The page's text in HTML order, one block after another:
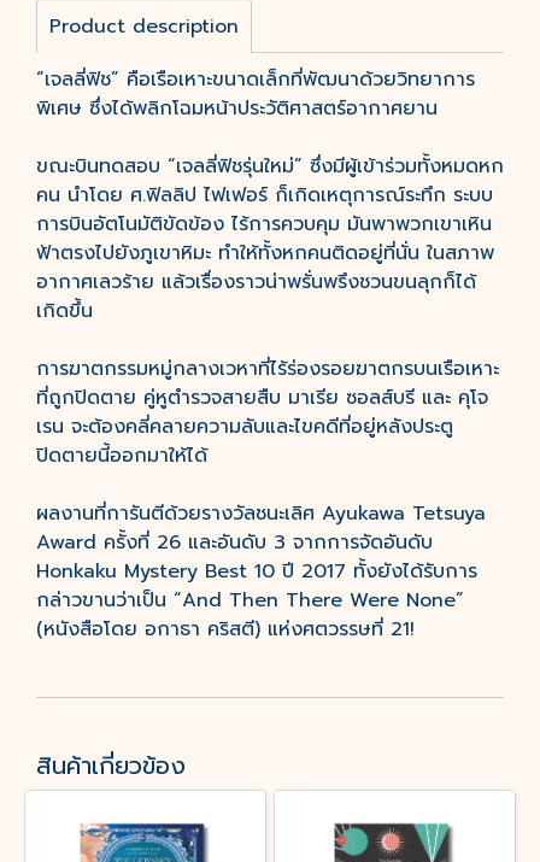
Product description
“เจลลี่ฟิช” คือเรือเหาะขนาดเล็กที่พัฒนาด้วยวิทยาการ
พิเศษ ซึ่งได้พลิกโฉมหน้าประวัติศาสตร์อากาศยาน
ขณะบินทดสอบ “เจลลี่ฟิชรุ่นใหม่” ซึ่งมีผู้เข้าร่วมทั้งหมดหก
คน นําโดย ศ.ฟิลลิป ไฟเฟอร์ ก็เกิดเหตุการณ์ระทึก ระบบ
การบินอัตโนมัติขัดข้อง ไร้การควบคุม มันพาพวกเขาเหิน
ฟ้าตรงไปยังภูเขาหิมะ ทําให้ทั้งหกคนติดอยู่ที่นั่น ในสภาพ
อากาศเลวร้าย แล้วเรื่องราวน่าพรั่นพรึงชวนขนลุกก็ได้
เกิดขึ้น
การฆาตกรรมหมู่กลางเวหาที่ไร้ร่องรอยฆาตกรบนเรือเหาะ
ที่ถูกปิดตาย คู่หูตํารวจสายสืบ มาเรีย ซอลส์บรี และ คุโจ
เรน จะต้องคลี่คลายความลับและไขคดีที่อยู่หลังประตู
ปิดตายนี้ออกมาให้ได้
ผลงานที่การันตีด้วยรางวัลชนะเลิศ Ayukawa Tetsuya
Award ครั้งที่ 26 และอันดับ 3 จากการจัดอันดับ
Honkaku Mystery Best 10 ปี 2017 ทั้งยังได้รับการ
กล่าวขานว่าเป็น “And Then There Were None”
(หนังสือโดย อกาธา คริสตี) แห่งศตวรรษที่ 21!
สินค้าเกี่ยวข้อง